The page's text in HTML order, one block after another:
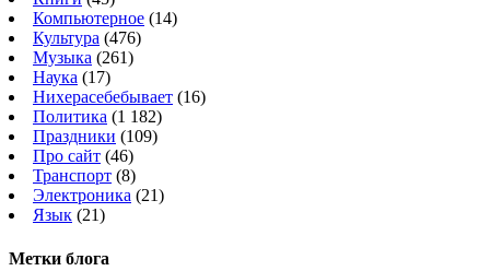
Компьютерное (14)
Культура (476)
Музыка (261)
Наука (17)
Нихерасебебывает (16)
Политика (1 182)
Праздники (109)
Про сайт (46)
Транспорт (8)
Электроника (21)
Язык (21)
Метки блога